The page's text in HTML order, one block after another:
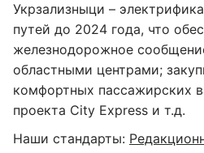
Укрзализныци –
путей до 2024 года, что
железнодорожное
областными центрами;
комфортных пассажирских
проекта City Express и т.д.
Наши стандарты: